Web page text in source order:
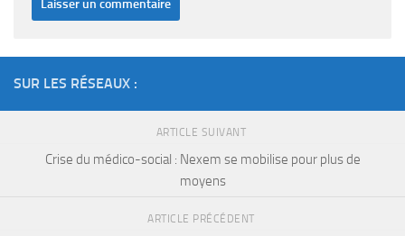
SUR LES RÉSEAUX :
ARTICLE SUIVANT
Crise du médico-social : Nexem se mobilise pour plus de
moyens
ARTICLE PRÉCÉDENT